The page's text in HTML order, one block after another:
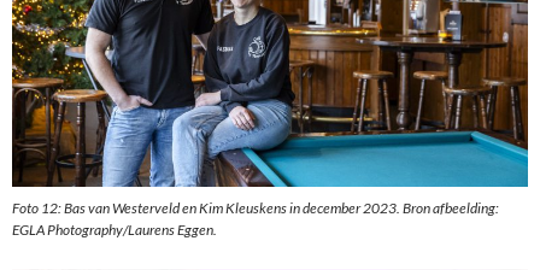
Foto 12: Bas van Westerveld en Kim Kleuskens in december 2023. Bron afbeelding:
EGLA Photography/Laurens Eggen.